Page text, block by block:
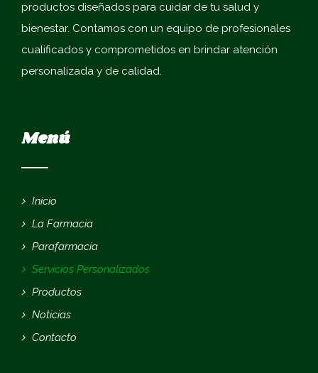
productos diseñados para cuidar de tu salud y
bienestar. Contamos con un equipo de profesionales
cualificados y comprometidos en brindar atención
personalizada y de calidad.
Menú
Inicio
La Farmacia
Parafarmacia
Servicios Personalizados
Productos
Noticias
Contacto